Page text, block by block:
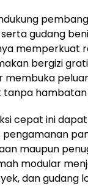
gudang
memperkuat
bergizi
tanpa
cepat ini
maupun
modular
dan gudang